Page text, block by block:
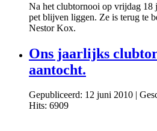
Na het clubtornooi op vrijdag 18
pet blijven liggen. Ze is terug te
Nestor Kox.
Ons jaarlijks
aantocht.
Gepubliceerd: 12 juni 2010 |
Hits: 6909